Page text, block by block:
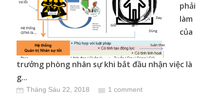
phải
làm
của
trưởng phòng nhân sự khi bắt đầu nhận việc là
g...
Tháng Sáu 22, 2018 1 comment